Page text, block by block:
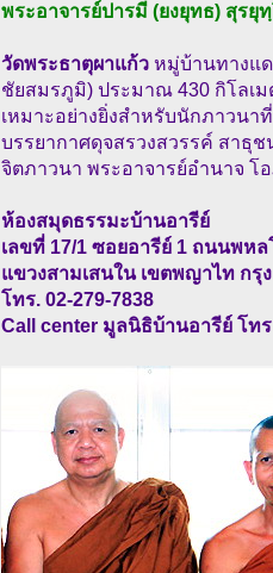
พระอาจารย์ปารมี (ยงยุทธ) สุรยุทฺ
วัดพระธาตุผาแก้ว หมู่บ้านทางแด
ชัยสมรภูมิ) ประมาณ 430 กิโลเ
เหมาะอย่างยิ่งสำหรับนักภาวนา
บรรยากาศดุจสรวงสวรรค์ สาธุ
จิตภาวนา พระอาจารย์อำนาจ
ห้องสมุดธรรมะบ้านอารีย์
เลขที่ 17/1 ซอยอารีย์ 1 ถนนพห
แขวงสามเสนใน เขตพญาไท กรุ
โทร. 02-279-7838
Call center มูลนิธิบ้านอารีย์ โทร